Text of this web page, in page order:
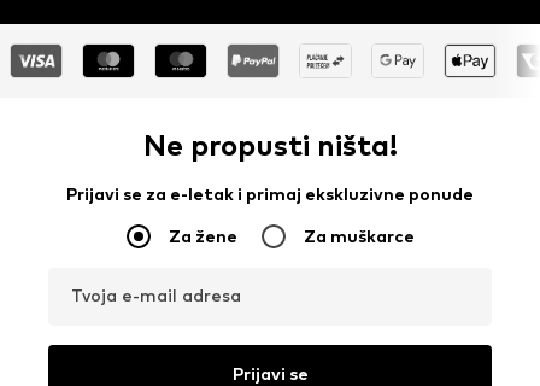
Ne propusti ništa!
Prijavi se za e-letak i primaj ekskluzivne ponude
Za žene Za muškarce
Tvoja e-mail adresa
Prijavi se